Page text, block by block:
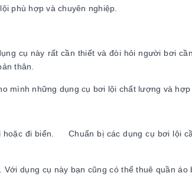
phù hợp và chuyên nghiệp.
cụ này rất cần thiết và đòi hỏi người bơi
thân.
mình những dụng cụ bơi lội chất lượng và hợp
đi biển. Chuẩn bị các dụng cụ bơi lội
dụng cụ này bạn cũng có thể thuê quần